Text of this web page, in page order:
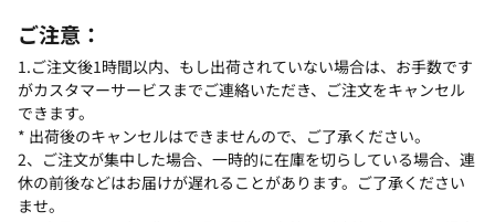
ご注意：
1.ご注文後1時間以内、もし出荷されていない場合は、お手数です
がカスタマーサービスまでご連絡いただき、ご注文をキャンセル
できます。
* 出荷後のキャンセルはできませんので、ご了承ください。
2、ご注文が集中した場合、一時的に在庫を切らしている場合、連
休の前後などはお届けが遅れることがあります。ご了承ください
ませ。